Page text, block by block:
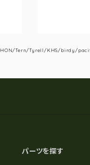
Tern/Tyrell/KHS/birdy/
地
パーツを探す